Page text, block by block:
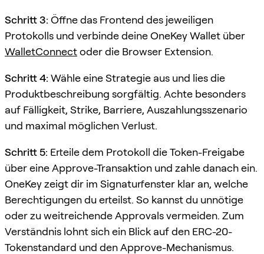
Schritt 3: Öffne das Frontend des jeweiligen
Protokolls und verbinde deine OneKey Wallet über
WalletConnectoder die Browser Extension.
Schritt 4: Wähle eine Strategie aus und lies die
Produktbeschreibung sorgfältig. Achte besonders
auf Fälligkeit, Strike, Barriere, Auszahlungsszenario
und maximal möglichen Verlust.
Schritt 5: Erteile dem Protokoll die Token-Freigabe
über eine Approve-Transaktion und zahle danach ein.
OneKey zeigt dir im Signaturfenster klar an, welche
Berechtigungen du erteilst. So kannst du unnötige
oder zu weitreichende Approvals vermeiden. Zum
Verständnis lohnt sich ein Blick auf den ERC-20-
Tokenstandard und den Approve-Mechanismus.